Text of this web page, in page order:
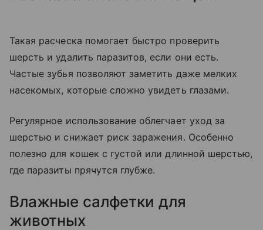
Такая расческа помогает быстро проверить
шерсть и удалить паразитов, если они есть.
Частые зубья позволяют заметить даже мелких
насекомых, которые сложно увидеть глазами.
Регулярное использование облегчает уход за
шерстью и снижает риск заражения. Особенно
полезно для кошек с густой или длинной шерстью,
где паразиты прячутся глубже.
Влажные салфетки для
животных